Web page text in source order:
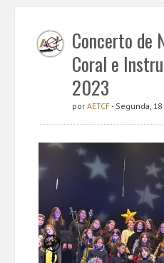
Cursos Profissionais
Bibliotecas
Media AETCF
Legislação
Concerto de
Coral e
2023
por AETCF- Segunda, 18